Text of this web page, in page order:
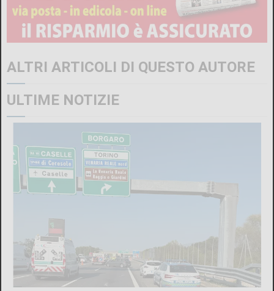
ALTRI ARTICOLI DI QUESTO AUTORE
ULTIME NOTIZIE